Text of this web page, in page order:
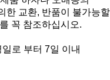
한 교환, 반품이 불가능할
꼭 참조하십시오.
로 부터 7일 이내